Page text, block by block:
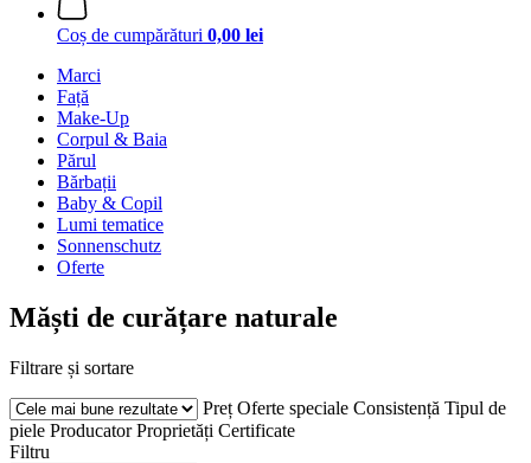
Coș de cumpărături 0,00 lei
Marci
Față
Make-Up
Corpul & Baia
Părul
Bărbații
Baby & Copil
Lumi tematice
Sonnenschutz
Oferte
Măști de curățare naturale
Filtrare și sortare
Preț Oferte speciale Consistență Tipul de
piele Producator Proprietăți Certificate
Filtru